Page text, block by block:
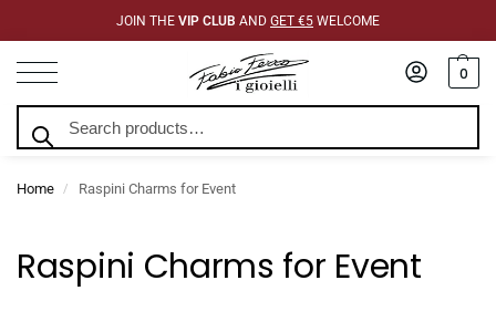
JOIN THE VIP CLUB AND GET €5 WELCOME
0
Home / Raspini Charms for Event
Raspini Charms for Event